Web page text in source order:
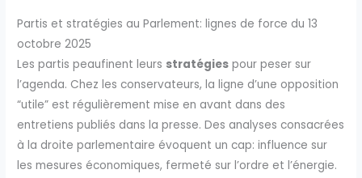
Partis et stratégies au Parlement: lignes de force du 13
octobre 2025
Les partis peaufinent leurs stratégies pour peser sur
l’agenda. Chez les conservateurs, la ligne d’une opposition
“utile” est régulièrement mise en avant dans des
entretiens publiés dans la presse. Des analyses consacrées
à la droite parlementaire évoquent un cap: influence sur
les mesures économiques, fermeté sur l’ordre et l’énergie.